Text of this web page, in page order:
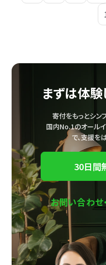
まずは体験
寄付をもっとシン
国内No.1のオール
で、支援をは
30日間
お問い合わせ